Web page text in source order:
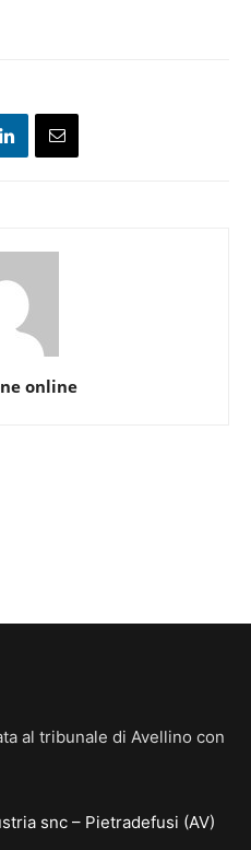
online
al tribunale di Avellino con
snc – Pietradefusi (AV)